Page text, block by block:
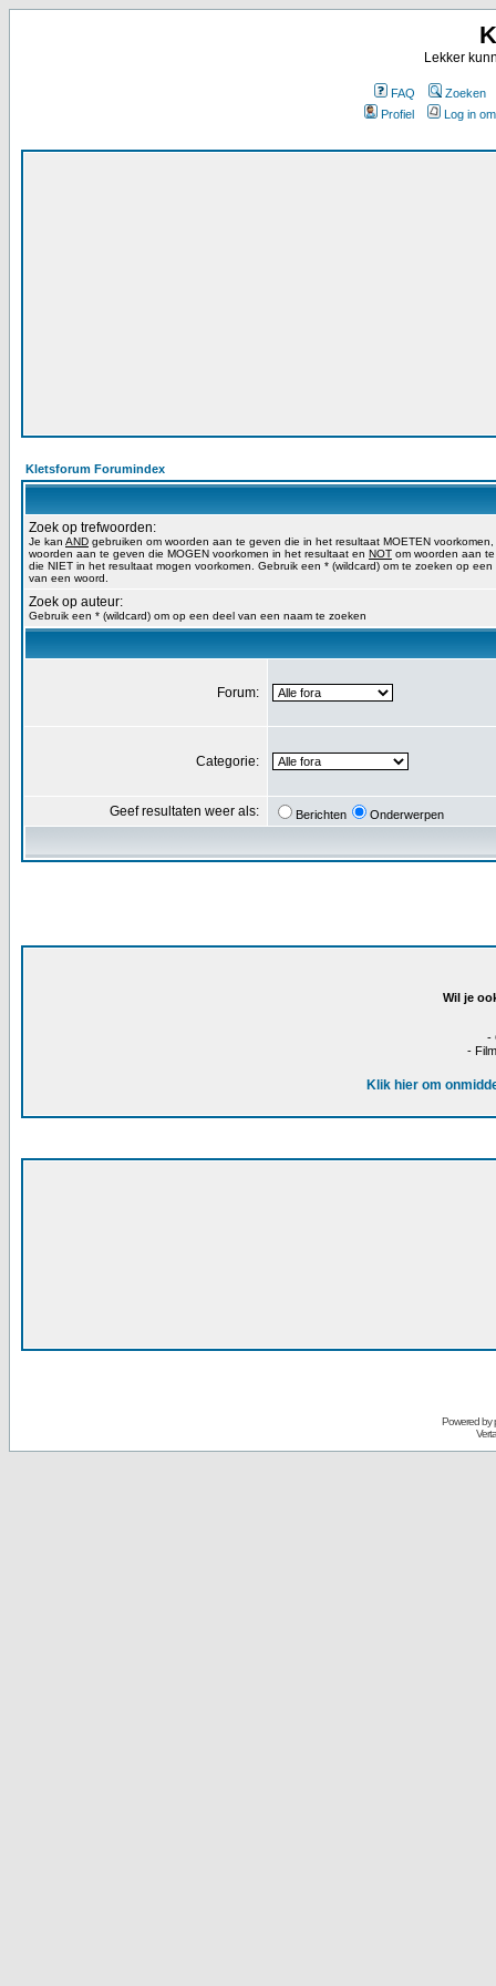
Lekker
FAQ
Zoeken
Profiel
Log in
Kletsforum Forumindex
Zoek op trefwoorden:
Je kan AND gebruiken om woorden aan te geven die in het resultaat MOETEN voorkomen,
woorden aan te geven die MOGEN voorkomen in het resultaat en NOT om woorden aan
die NIET in het resultaat mogen voorkomen. Gebruik een * (wildcard) om te zoeken op een
van een woord.
Zoek op auteur:
Gebruik een * (wildcard) om op een deel van een naam te zoeken
Forum:
Categorie:
Geef resultaten weer als: Berichten Onderwerpen
Wil je
-
-
Klik hier om
Powered by